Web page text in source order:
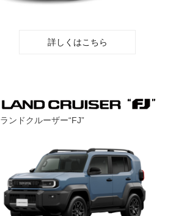
詳しくはこちら
ランドクルーザー“FJ”